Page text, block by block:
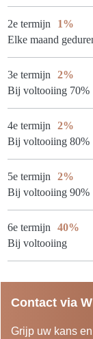
2e termijn
1%
Elke maand
3e termijn
2%
Bij voltooiing 70%
4e termijn
2%
Bij voltooiing 80%
5e termijn
2%
Bij voltooiing 90%
6e termijn
40%
Bij voltooiing
Contact via
Grijp uw kans